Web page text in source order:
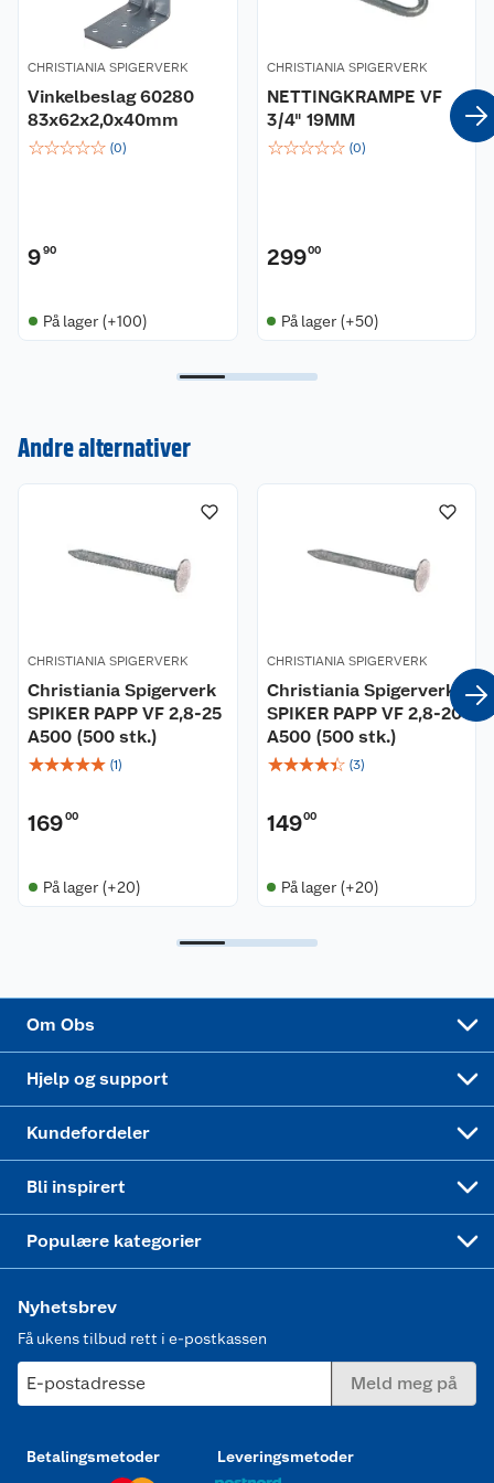
CHRISTIANIA SPIGERVERK
Vinkelbeslag 60280
83x62x2,0x40mm
☆☆☆☆☆ (0)
990
På lager (+100)
CHRISTIANIA SPIGERVERK
NETTINGKRAMPE VF
3/4" 19MM
☆☆☆☆☆ (0)
29900
På lager (+50)
Andre alternativer
CHRISTIANIA SPIGERVERK
Christiania Spigerverk
SPIKER PAPP VF 2,8-25
A500 (500 stk.)
☆☆☆☆☆ (1)
16900
På lager (+20)
CHRISTIANIA SPIGERVERK
Christiania Spigerverk
SPIKER PAPP VF 2,8-20
A500 (500 stk.)
☆☆☆☆☆ (3)
14900
På lager (+20)
Om Obs
Coop kjeder
Ledige stillinger
Samvirkelag
Hjelp og support
Reklamasjon og garanti
Betalingsalternativer
Leveringsalternativer
Kjøpsvilkår
Kundefordeler
Åpent kjøp
Klikk og hent
Bli inspirert
Festdrakter til hele familien
Populære kategorier
Hagemøbler og utemøbler
Nyhetsbrev
Få ukens tilbud rett i e-postkassen
E-postadresse Meld meg på
Betalingsmetoder Leveringsmetoder